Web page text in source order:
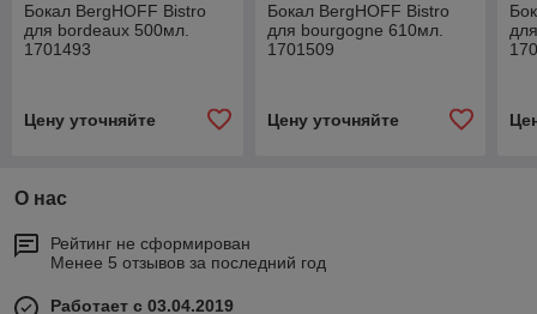
Бокал BergHOFF Bistro
для bordeaux 500мл.
1701493
Цену уточняйте
Бокал BergHOFF Bistro
для bourgogne 610мл.
1701509
Цену уточняйте
О нас
Рейтинг не сформирован
Менее 5 отзывов за последний год
Работает с 03.04.2019